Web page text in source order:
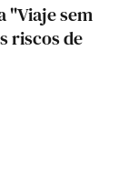
"Viaje sem
riscos de